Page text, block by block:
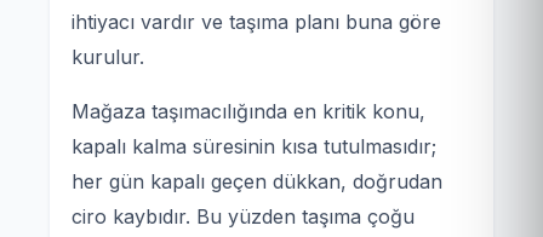
ihtiyacı vardır ve taşıma planı buna göre
kurulur.
Mağaza taşımacılığında en kritik konu,
kapalı kalma süresinin kısa tutulmasıdır;
her gün kapalı geçen dükkan, doğrudan
ciro kaybıdır. Bu yüzden taşıma çoğu